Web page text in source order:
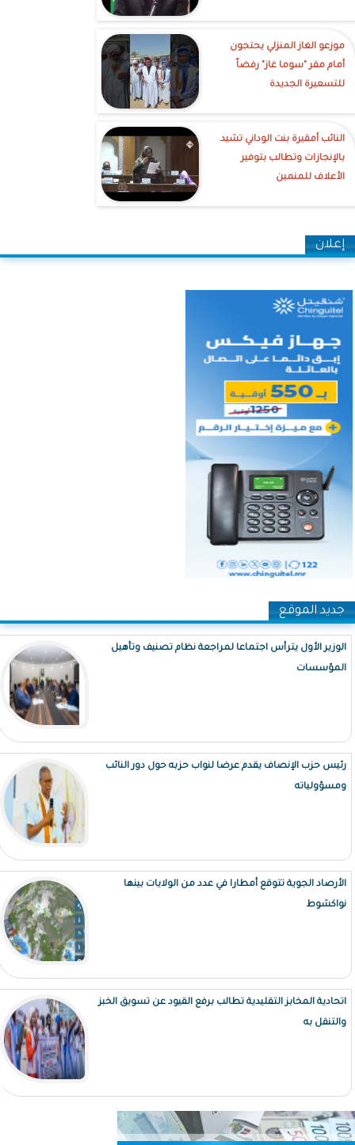
موزعو الغاز المنزلي يحتجون
أمام مقر "سوما غاز" رفضاً
للتسعيرة الجديدة
النائب أمقيرة بنت الوداني تشيد
بالإنجازات وتطالب بتوفير
الأعلاف للمنمين
إعلان
جديد الموقع
الوزير الأول يترأس اجتماعا لمراجعة نظام تصنيف وتأهيل
المؤسسات
رئيس حزب الإنصاف يقدم عرضا لنواب حزبه حول دور النائب
ومسؤولياته
الأرصاد الجوية تتوقع أمطارا في عدد من الولايات بينها
نواكشوط
اتحادية المخابز التقليدية تطالب برفع القيود عن تسويق الخبز
والتنقل به